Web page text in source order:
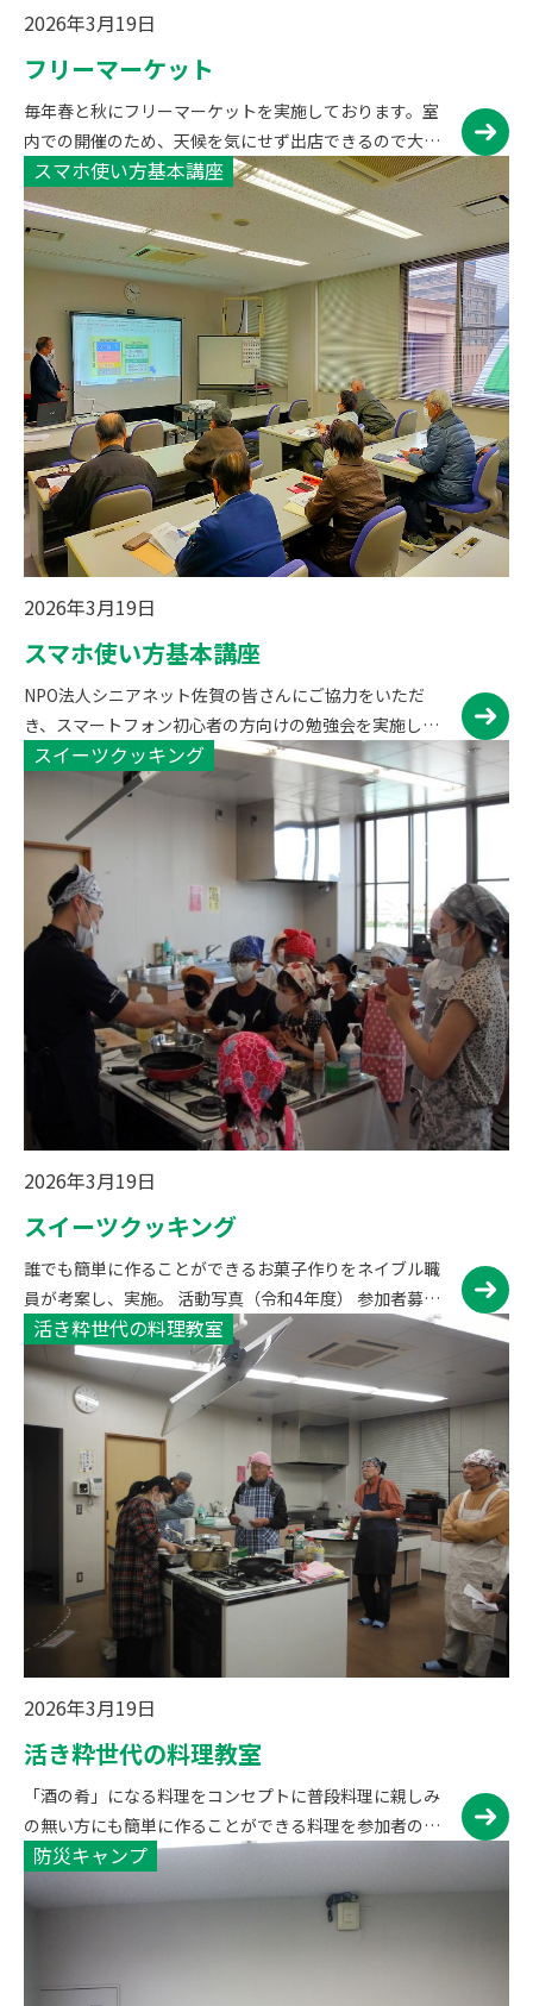
2026年3月19日
フリーマーケット
毎年春と秋にフリーマーケットを実施しております。室
内での開催のため、天候を気にせず出店できるので大変
人気があります。衣類や雑貨、食器、おもちゃなど様々
な品物が揃います！また、屋外にはキッチンカーなどの
飲食物販売ブースもご…
スマホ使い方基本講座
2026年3月19日
スマホ使い方基本講座
NPO法人シニアネット佐賀の皆さんにご協力をいただ
き、スマートフォン初心者の方向けの勉強会を実施して
おります。スマホ操作の基礎基本から、カメラの使い
方、LINEの使い方、アプリのインストール方法などを優
しく教えていただけ…
スイーツクッキング
2026年3月19日
スイーツクッキング
誰でも簡単に作ることができるお菓子作りをネイブル職
員が考案し、実施。 活動写真（令和4年度） 参加者募集
情報（令和6年度）
活き粋世代の料理教室
2026年3月19日
活き粋世代の料理教室
「酒の肴」になる料理をコンセプトに普段料理に親しみ
の無い方にも簡単に作ることができる料理を参加者の皆
さんで協力しながら調理。調理後は皆さんでお酒を飲み
ながら楽しく会食をして交流を深めます。 活動写真（令
防災キャンプ